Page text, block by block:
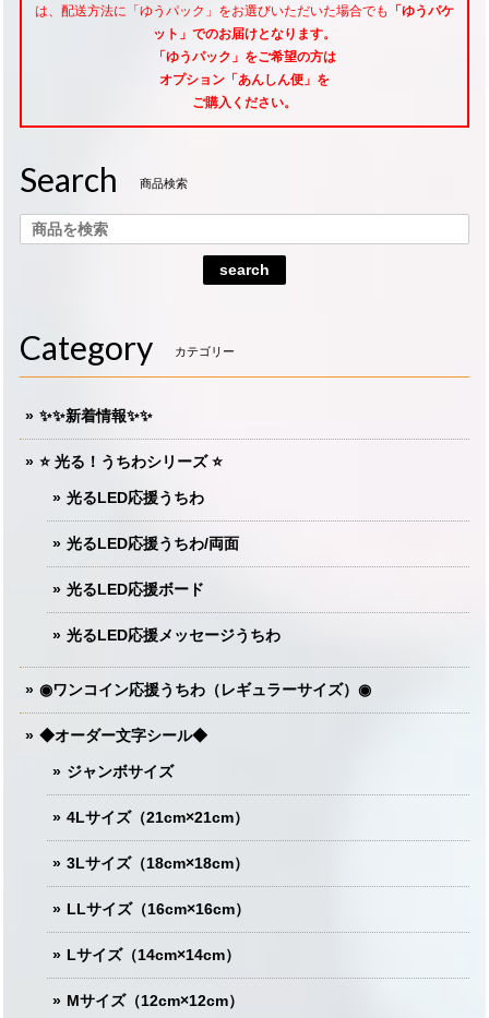
は、配送方法に「ゆうパック」をお選びいただいた場合でも
「ゆうパケ
ット」でのお届けとなります。
「ゆうパック」をご希望の方は
オプション「あんしん便」 を
ご購入ください。
Search 商品検索
search
Category カテゴリー
✨✨新着情報✨✨
⭐️ 光る！うちわシリーズ ⭐️
光るLED応援うちわ
光るLED応援うちわ/両面
光るLED応援ボード
光るLED応援メッセージうちわ
◉ワンコイン応援うちわ（レギュラーサイズ）◉
◆オーダー文字シール◆
ジャンボサイズ
4Lサイズ（21cm×21cm）
3Lサイズ（18cm×18cm）
LLサイズ（16cm×16cm）
Lサイズ（14cm×14cm）
Mサイズ（12cm×12cm）